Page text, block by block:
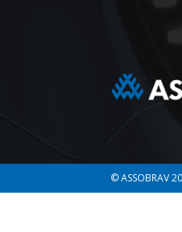
© ASSOBRAV